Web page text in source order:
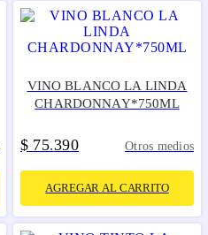
VINO BLANCO LA LINDA
CHARDONNAY*750ML
$ 75.390 Otros medios
AGREGAR AL CARRITO